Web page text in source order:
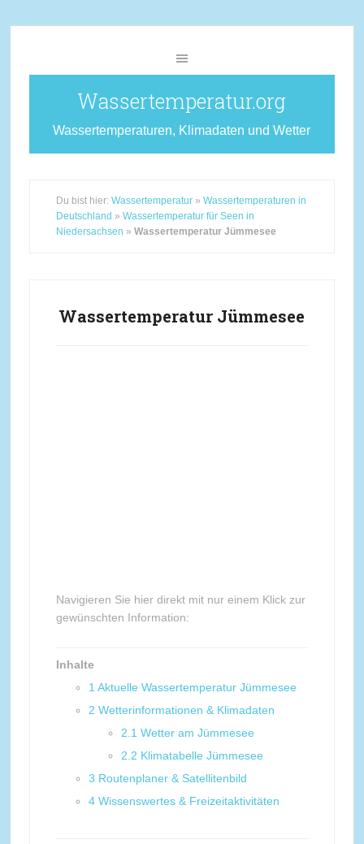
Wassertemperatur.org
Wassertemperaturen, Klimadaten und Wetter
Du bist hier: Wassertemperatur» Wassertemperaturen in
Deutschland » Wassertemperatur für Seen in
Niedersachsen » Wassertemperatur Jümmesee
Wassertemperatur Jümmesee
Navigieren Sie hier direkt mit nur einem Klick zur
gewünschten Information:
Inhalte
1 Aktuelle Wassertemperatur Jümmesee
2 Wetterinformationen & Klimadaten
2.1 Wetter am Jümmesee
2.2 Klimatabelle Jümmesee
3 Routenplaner & Satellitenbild
4 Wissenswertes & Freizeitaktivitäten